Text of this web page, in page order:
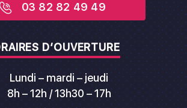
03 82 82 49 49
D’OUVERTURE
Lundi – mardi – jeudi
8h – 12h / 13h30 – 17h